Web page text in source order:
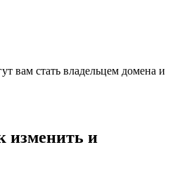
вам стать владельцем домена и
изменить и